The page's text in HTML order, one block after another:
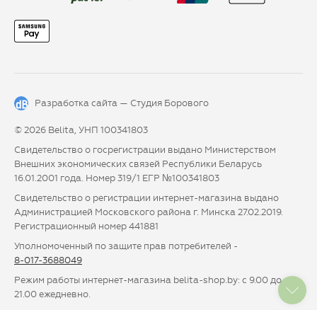
Разработка сайта — Студия Борового
© 2026 Belita, УНП 100341803
Свидетельство о госрегистрации выдано Министерством
Внешних экономических связей Республики Беларусь
16.01.2001 года. Номер 319/1 ЕГР №100341803
Свидетельство о регистрации интернет-магазина выдано
Администрацией Московского района г. Минска 27.02.2019.
Регистрационный номер 441881
Уполномоченный по защите прав потребителей -
8-017-3688049
Режим работы интернет-магазина belita-shop.by: с 9.00 до
21.00 ежедневно.